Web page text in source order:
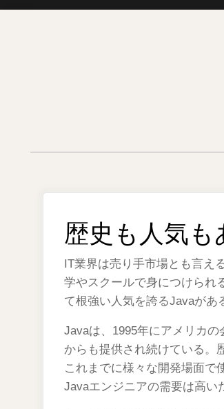
歴史も人気
IT業界は売り手市場とも言え
学やスクールで身につけられ
て根強い人気を誇るJavaがあ
Javaは、1995年にアメリカ
からも提供され続けている。
これまでに様々な開発場面で
Javaエンジニアの需要は高い